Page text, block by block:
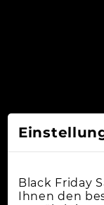
Black Friday
Ihnen den